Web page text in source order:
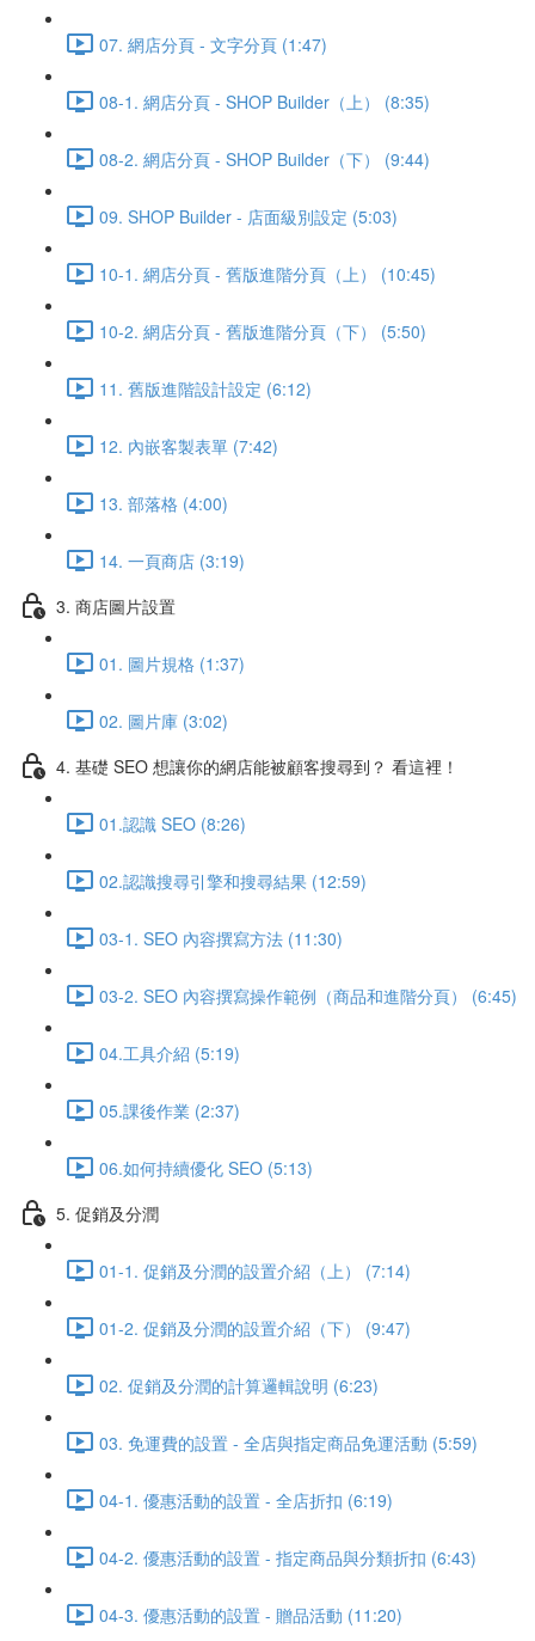
07. 網店分頁 - 文字分頁 (1:47)
08-1. 網店分頁 - SHOP Builder（上） (8:35)
08-2. 網店分頁 - SHOP Builder（下） (9:44)
09. SHOP Builder - 店面級別設定 (5:03)
10-1. 網店分頁 - 舊版進階分頁（上） (10:45)
10-2. 網店分頁 - 舊版進階分頁（下） (5:50)
11. 舊版進階設計設定 (6:12)
12. 內嵌客製表單 (7:42)
13. 部落格 (4:00)
14. 一頁商店 (3:19)
3. 商店圖片設置
01. 圖片規格 (1:37)
02. 圖片庫 (3:02)
4. 基礎 SEO 想讓你的網店能被顧客搜尋到？ 看這裡！
01.認識 SEO (8:26)
02.認識搜尋引擎和搜尋結果 (12:59)
03-1. SEO 內容撰寫方法 (11:30)
03-2. SEO 內容撰寫操作範例（商品和進階分頁） (6:45)
04.工具介紹 (5:19)
05.課後作業 (2:37)
06.如何持續優化 SEO (5:13)
5. 促銷及分潤
01-1. 促銷及分潤的設置介紹（上） (7:14)
01-2. 促銷及分潤的設置介紹（下） (9:47)
02. 促銷及分潤的計算邏輯說明 (6:23)
03. 免運費的設置 - 全店與指定商品免運活動 (5:59)
04-1. 優惠活動的設置 - 全店折扣 (6:19)
04-2. 優惠活動的設置 - 指定商品與分類折扣 (6:43)
04-3. 優惠活動的設置 - 贈品活動 (11:20)